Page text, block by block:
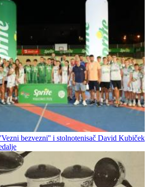
bezvezni'' i stolnotenisač David Kubiček